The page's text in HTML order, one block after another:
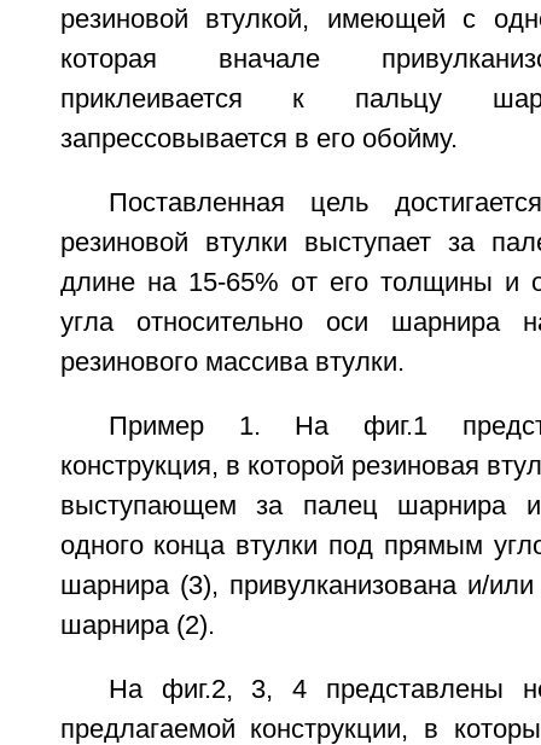
резиновой втулкой, имеющей с
которая вначале
приклеивается к пальцу
запрессовывается в его обойму.
Поставленная цель
резиновой втулки выступает за
длине на 15-65% от его толщины и
угла относительно оси шарнира
резинового массива втулки.
Пример 1. На фиг.1
конструкция, в которой резиновая
выступающем за палец шарнира
одного конца втулки под прямым
шарнира (3), привулканизована и/
шарнира (2).
На фиг.2, 3, 4 представлены
предлагаемой конструкции, в